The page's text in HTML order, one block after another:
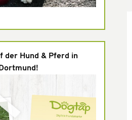
der Hund & Pferd in
Dortmund!